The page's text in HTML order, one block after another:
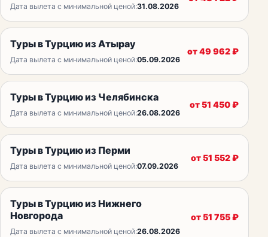
Дата вылета с минимальной ценой:31.08.2026
Туры в Турцию из Атырау
Дата вылета с минимальной ценой:05.09.2026
от49 962₽
Туры в Турцию из Челябинска
Дата вылета с минимальной ценой:26.08.2026
от51 450₽
Туры в Турцию из Перми
Дата вылета с минимальной ценой:07.09.2026
от51 552₽
Туры в Турцию из Нижнего
Новгорода
Дата вылета с минимальной ценой:26.08.2026
от51 755₽